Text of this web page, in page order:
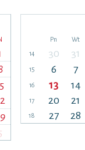
Pn
Wt
14
30 31
15 6 7
16 13 14
17 20 21
18 27 28